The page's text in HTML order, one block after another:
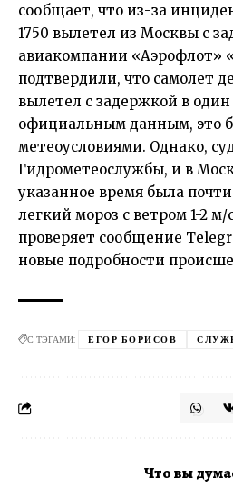
сообщает, что из-за
1750 вылетел из Москвы с
авиакомпании «Аэрофлот»
подтвердили, что самолет
вылетел с задержкой в один
официальным данным, это
метеоусловиями. Однако,
Гидрометеослужбы, и в
указанное время была
легкий мороз с ветром 1-2
проверяет сообщение
новые подробности
С ТЭГАМИ: ЕГОР БОРИСОВ
Что вы